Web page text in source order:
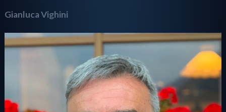
Gianluca Vighini